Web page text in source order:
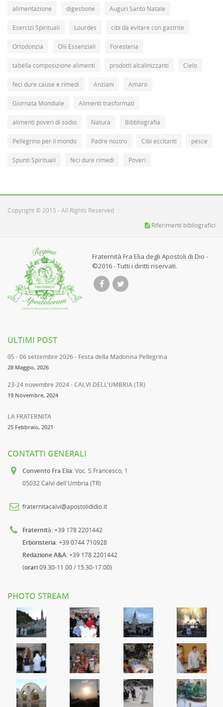
alimentazione digestione Auguri Santo Natale
Esercizi Spirituali Lourdes cibi da evitare con gastrite
Ortodonzia Olii Essenziali Foresteria
tabella composizione alimenti prodotti alcalinizzanti Cielo
feci dure cause e rimedi Anziani Amaro
Giornata Mondiale Alimenti trasformati
alimenti poveri di sodio Natura Bibbliografia
Pellegrino per il mondo Padre nostro Cibi eccitanti pesce
Spunti Spirituali feci dure rimedi Poveri
Copyright © 2015 - All Rights Reserved
Riferimenti bibliografici
Fraternità Fra Elia degli Apostoli di Dio -
©2016 - Tutti i diritti riservati.
ULTIMI POST
05 - 06 settembre 2026 - Festa della Madonna Pellegrina
28 Maggio, 2026
23-24 novembre 2024 - CALVI DELL'UMBRIA (TR)
19 Novembre, 2024
LA FRATERNITA
25 Febbraio, 2021
CONTATTI GENERALI
Convento Fra Elia: Voc. S.Francesco, 1
05032 Calvi dell'Umbria (TR)
fraternitacalvi@apostolididio.it
Fraternità: +39 178 2201442
Erboristeria: +39 0744 710928
Redazione A&A: +39 178 2201442
(orari09.30-11.00 / 15.30-17.00)
PHOTO STREAM